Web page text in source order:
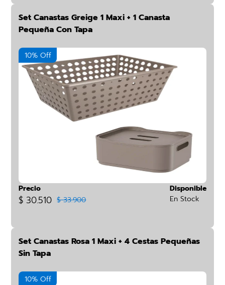
Set Canastas Greige 1 Maxi + 1 Canasta
Pequeña Con Tapa
10% Off
Precio
$ 30.510 $ 33.900
Disponible
En Stock
Set Canastas Rosa 1 Maxi + 4 Cestas Pequeñas
Sin Tapa
10% Off